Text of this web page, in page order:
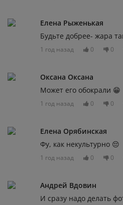
Елена Рыженькая
Будьте добрее- жара
1 год назад 0 0
Оксана Оксана
Может его обокрали 😁
1 год назад 0 0
Елена Орябинская
Фу, как некультурно 😔
1 год назад 0 0
Андрей Вдовин
И сразу надо делать